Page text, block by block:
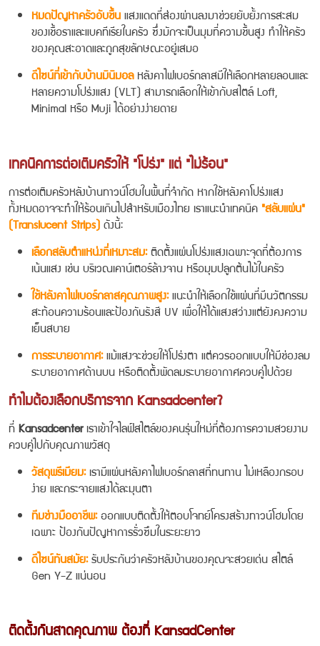
หมดปัญหาครัวอับชื้นแสงแดดที่ส่องผ่านลงมาช่วยยับยั้งการสะสม
ของเชื้อราและแบคทีเรียในครัว ซึ่งมักจะเป็นมุมที่ความชื้นสูง ทำให้ครัว
ของคุณสะอาดและถูกสุขลักษณะอยู่เสมอ
ดีไซน์ที่เข้ากับบ้านมินิมอลหลังคาไฟเบอร์กลาสมีให้เลือกหลายลอนและ
หลายความโปร่งแสง (VLT) สามารถเลือกให้เข้ากับสไตล์ Loft,
Minimal หรือ Muji ได้อย่างง่ายดาย
เทคนิคการต่อเติมครัวให้ "โปร่ง" แต่ "ไม่ร้อน"
การต่อเติมครัวหลังบ้านทาวน์โฮมในพื้นที่จำกัด หากใช้หลังคาโปร่งแสง
ทั้งหมดอาจจะทำให้ร้อนเกินไปสำหรับเมืองไทย เราแนะนำเทคนิค"สลับแผ่น"
(Translucent Strips)ดังนี้:
เลือกสลับตำแหน่งที่เหมาะสม:ติดตั้งแผ่นโปร่งแสงเฉพาะจุดที่ต้องการ
เน้นแสง เช่น บริเวณเคาน์เตอร์ล้างจาน หรือมุมปลูกต้นไม้ในครัว
ใช้หลังคาไฟเบอร์กลาสคุณภาพสูง:แนะนำให้เลือกใช้แผ่นที่มีนวัตกรรม
สะท้อนความร้อนและป้องกันรังสี UV เพื่อให้ได้แสงสว่างแต่ยังคงความ
เย็นสบาย
การระบายอากาศ:แม้แสงจะช่วยให้โปร่งตา แต่ควรออกแบบให้มีช่องลม
ระบายอากาศด้านบน หรือติดตั้งพัดลมระบายอากาศควบคู่ไปด้วย
ทำไมต้องเลือกบริการจาก Kansadcenter?
ที่Kansadcenterเราเข้าใจไลฟ์สไตล์ของคนรุ่นใหม่ที่ต้องการความสวยงาม
ควบคู่ไปกับคุณภาพวัสดุ
วัสดุพรีเมียม:เรามีแผ่นหลังคาไฟเบอร์กลาสที่ทนทาน ไม่เหลืองกรอบ
ง่าย และกระจายแสงได้ละมุนตา
ทีมช่างมืออาชีพ:ออกแบบติดตั้งให้ตอบโจทย์โครงสร้างทาวน์โฮมโดย
เฉพาะ ป้องกันปัญหาการรั่วซึมในระยะยาว
ดีไซน์ทันสมัย:รับประกันว่าครัวหลังบ้านของคุณจะสวยเด่น สไตล์
Gen Y-Z แน่นอน
ติดตั้งกันสาดคุณภาพ ต้องที่ KansadCenter